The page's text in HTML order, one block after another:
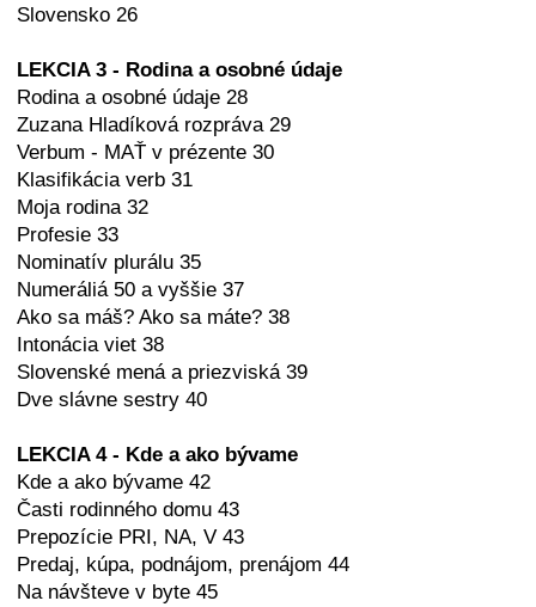
Slovensko 26
LEKCIA 3 - Rodina a osobné údaje
Rodina a osobné údaje 28
Zuzana Hladíková rozpráva 29
Verbum - MAŤ v prézente 30
Klasifikácia verb 31
Moja rodina 32
Profesie 33
Nominatív plurálu 35
Numeráliá 50 a vyššie 37
Ako sa máš? Ako sa máte? 38
Intonácia viet 38
Slovenské mená a priezviská 39
Dve slávne sestry 40
LEKCIA 4 - Kde a ako bývame
Kde a ako bývame 42
Časti rodinného domu 43
Prepozície PRI, NA, V 43
Predaj, kúpa, podnájom, prenájom 44
Na návšteve v byte 45